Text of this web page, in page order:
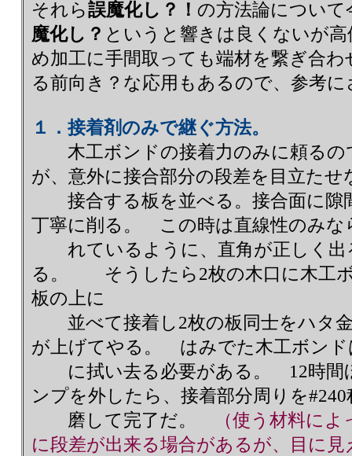
それら誤魔化し？！ の方法論につい
魔化し？ というと響きは良くないが
め加工に手間取っても端材を繋ぎ合
る前向き？な応用もあるので、参考
１．接着剤のみで継ぐ方法。
木工ボンドの接着力のみに頼るの
が、意外に接合部分の段差を目立た
接合する板を並べる。接合面に隙
丁寧に削る。 この時は直線性のみな
れているように、直角が正しく出
る。 そうしたら2枚の木口に木工
板の上に
並べて接着し2枚の板同士をハタ
が上げてやる。 はみでた木工ボンド
に拭い去る必要がある。 12時間
ンプを外したら、接着部分周りを
磨して完了だ。
（使う材料に
に段差が出来る場合があるが、目に